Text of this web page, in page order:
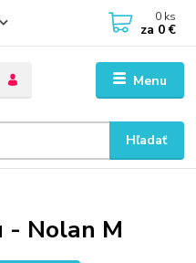
Menu
Hľadať
0 ks
za 0 €
- Nolan M